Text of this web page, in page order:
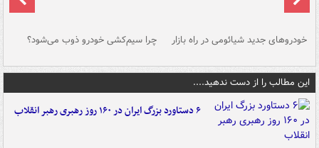
خودروهای جدید شیائومی در راه بازار چرا سیم‌کشی خودرو ذوب می‌شود؟
این مطالب را از دست ندهید....
۶ دستاورد بزرگ ایران در ۱۶۰ روز رهبری رهبر انقلاب